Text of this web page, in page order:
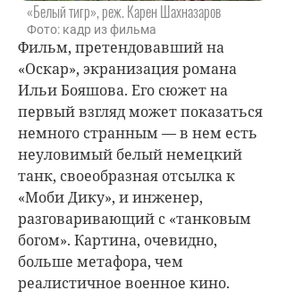
«Белый тигр», реж. Карен Шахназаров
Фото: кадр из фильма
Фильм, претендовавший на
«Оскар», экранизация романа
Ильи Бояшова. Его сюжет на
первый взгляд может показаться
немного странным — в нем есть
неуловимый белый немецкий
танк, своеобразная отсылка к
«Моби Дику», и инженер,
разговаривающий с «танковым
богом». Картина, очевидно,
больше метафора, чем
реалистичное военное кино.